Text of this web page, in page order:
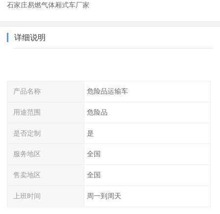
石家庄易燃气体厢式车厂家
详细说明
产品名称 危险品运输车
用途范围 危险品
是否定制 是
服务地区 全国
售卖地区 全国
上班时间 周一到周天